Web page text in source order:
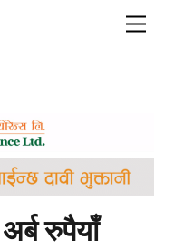
रुपैयाँ